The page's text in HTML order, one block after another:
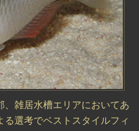
雑居水槽エリアにおいてあ
選考でベストスタイルフィ